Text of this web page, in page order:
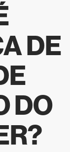
DE
DO